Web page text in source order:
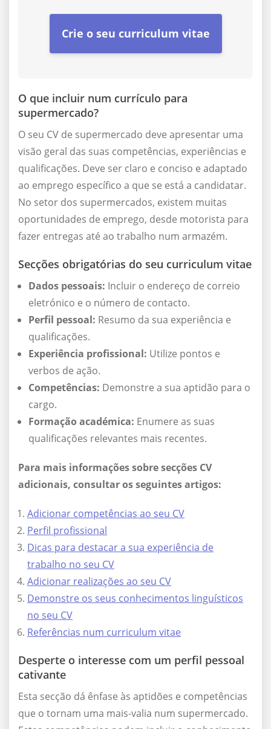
Crie o seu curriculum vitae
O que incluir num currículo para
supermercado?
O seu CV de supermercado deve apresentar uma
visão geral das suas competências, experiências e
qualificações. Deve ser claro e conciso e adaptado
ao emprego específico a que se está a candidatar.
No setor dos supermercados, existem muitas
oportunidades de emprego, desde motorista para
fazer entregas até ao trabalho num armazém.
Secções obrigatórias do seu curriculum vitae
Dados pessoais: Incluir o endereço de correio
eletrónico e o número de contacto.
Perfil pessoal: Resumo da sua experiência e
qualificações.
Experiência profissional: Utilize pontos e
verbos de ação.
Competências: Demonstre a sua aptidão para o
cargo.
Formação académica: Enumere as suas
qualificações relevantes mais recentes.
Para mais informações sobre secções CV
adicionais, consultar os seguintes artigos:
Adicionar competências ao seu CV
Perfil profissional
Dicas para destacar a sua experiência de
trabalho no seu CV
Adicionar realizações ao seu CV
Demonstre os seus conhecimentos linguísticos
no seu CV
Referências num curriculum vitae
Desperte o interesse com um perfil pessoal
cativante
Esta secção dá ênfase às aptidões e competências
que o tornam uma mais-valia num supermercado.